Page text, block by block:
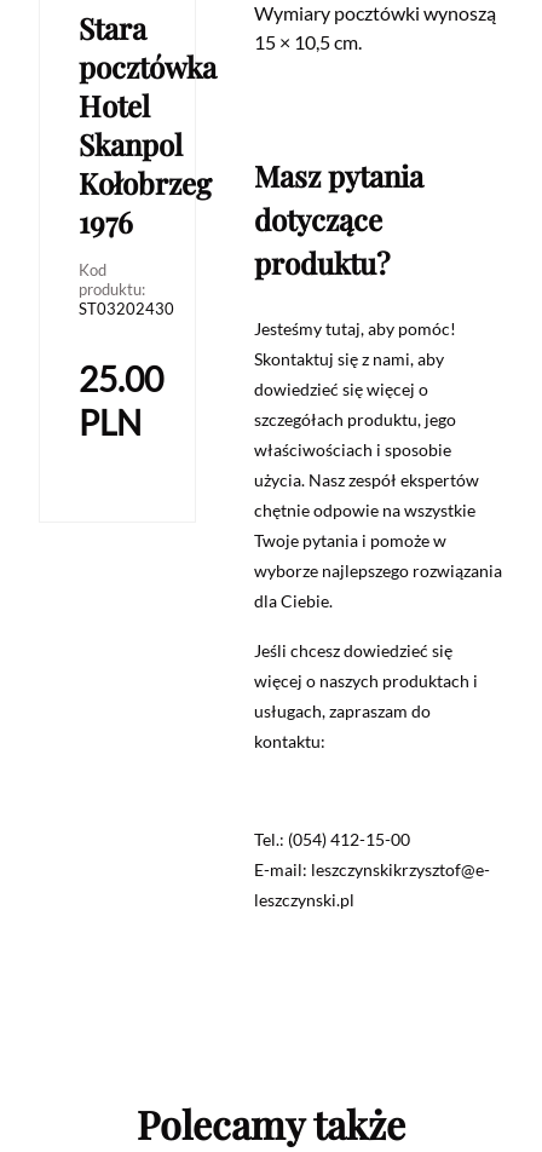
Stara
pocztówka
Hotel
Skanpol
Kołobrzeg
1976
Kod
produktu:
ST03202430
25.00
PLN
Wymiary pocztówki wynoszą
15 × 10,5 cm.
Masz pytania
dotyczące
produktu?
Jesteśmy tutaj, aby pomóc!
Skontaktuj się z nami, aby
dowiedzieć się więcej o
szczegółach produktu, jego
właściwościach i sposobie
użycia. Nasz zespół ekspertów
chętnie odpowie na wszystkie
Twoje pytania i pomoże w
wyborze najlepszego rozwiązania
dla Ciebie.
Jeśli chcesz dowiedzieć się
więcej o naszych produktach i
usługach, zapraszam do
kontaktu:
Tel.: (054) 412-15-00
E-mail: leszczynskikrzysztof@e-
leszczynski.pl
Polecamy także